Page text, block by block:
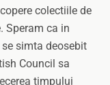
colectiile de
Speram ca in
simta deosebit
Council sa
timpului